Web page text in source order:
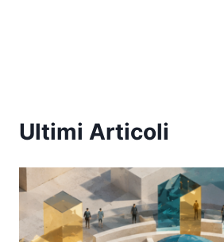
Ultimi Articoli